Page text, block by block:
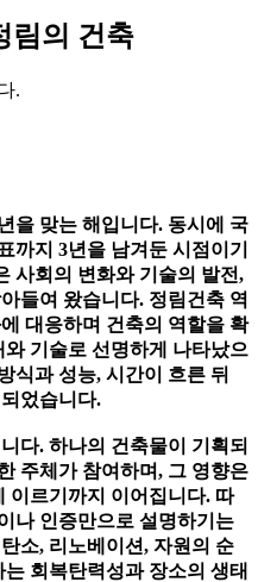
림의 건축
.
을 맞는 해입니다. 동시에 국
까지 3년을 남겨둔 시점이기
사회의 변화와 기술의 발전,
들여 왔습니다. 정림건축 역
대응하며 건축의 역할을 확
기술로 선명하게 나타났으
식과 성능, 시간이 흐른 뒤
었습니다.
다. 하나의 건축물이 기획되
주체가 참여하며, 그 영향은
이르기까지 이어집니다. 따
나 인증만으로 설명하기는
소, 리노베이션, 자원의 순
회복탄력성과 장소의 생태